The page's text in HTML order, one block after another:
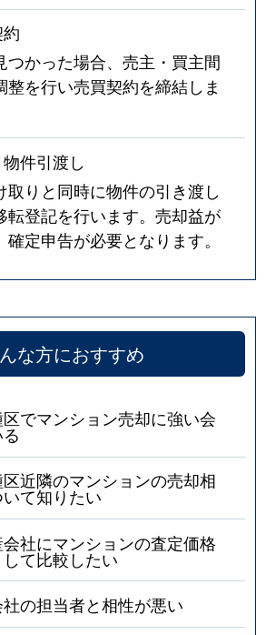
4,200万円
覚王山
3,500万円
2,700万円
茶屋ケ坂
6,000万円
名古屋大学
1,900万円
池下
2,300万円 池下
つかった場合、売主・買主間
整を行い売買契約を締結しま
件引渡し
取りと同時に物件の引き渡し
転登記を行います。売却益が
定申告が必要となります。
な方におすすめ
でマンション売却に強い会
近隣のマンションの売却相
て知りたい
社にマンションの査定価格
て比較したい
の担当者と相性が悪い